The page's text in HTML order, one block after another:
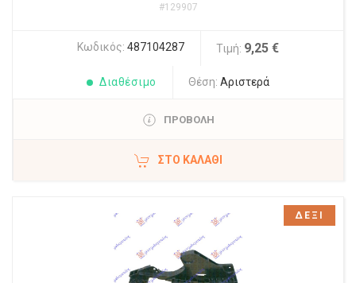
#129907
Κωδικός: 487104287 Τιμή: 9,25 €
Διαθέσιμο Θέση: Αριστερά
ΠΡΟΒΟΛΗ
ΣΤΟ ΚΑΛΆΘΙ
ΔΕΞΙ